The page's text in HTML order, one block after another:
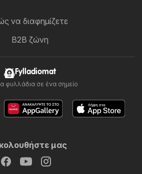
να διαφημίζετε
B2B ζώνη
Fylladiomat
φυλλάδια σε ένα σημείο
μας